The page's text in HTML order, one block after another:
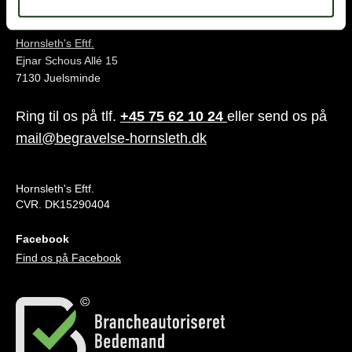
Hornsleth's Eftf.
Ejnar Schous Allé 15
7130 Juelsminde
Ring til os på tlf. +45 75 62 10 24 eller send os på
mail@begravelse-hornsleth.dk
Hornsleth's Eftf.
CVR. DK15290404
Facebook
Find os på Facebook